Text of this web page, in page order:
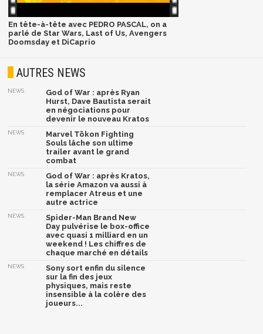
En tête-à-tête avec PEDRO PASCAL, on a
parlé de Star Wars, Last of Us, Avengers
Doomsday et DiCaprio
AUTRES NEWS
NEWS
God of War : après Ryan
Hurst, Dave Bautista serait
en négociations pour
devenir le nouveau Kratos
NEWS
Marvel Tōkon Fighting
Souls lâche son ultime
trailer avant le grand
combat
NEWS
God of War : après Kratos,
la série Amazon va aussi à
remplacer Atreus et une
autre actrice
NEWS
Spider-Man Brand New
Day pulvérise le box-office
avec quasi 1 milliard en un
weekend ! Les chiffres de
chaque marché en détails
NEWS
Sony sort enfin du silence
sur la fin des jeux
physiques, mais reste
insensible à la colère des
joueurs...